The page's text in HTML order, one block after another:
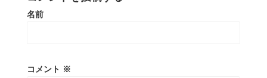
名前
コメント ※